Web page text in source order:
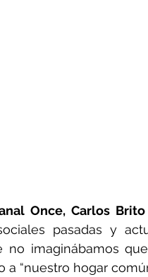
Once, Carlos
pasadas y
no imaginábamos
“nuestro hogar